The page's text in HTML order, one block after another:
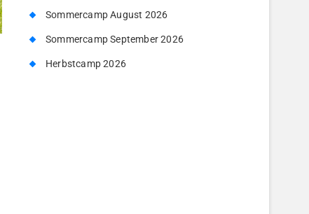
Sommercamp August 2026
Sommercamp September 2026
Herbstcamp 2026